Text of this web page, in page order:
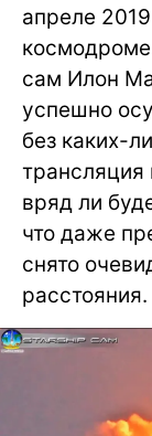
апреле
сам Илон
успешно
без каких-
трансляция
вряд ли
что даже
снято
расстояния.